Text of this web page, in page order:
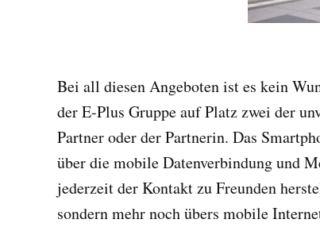
Bei all diesen Angeboten ist es kein
der E-Plus Gruppe auf Platz zwei der
Partner oder der Partnerin. Das
über die mobile Datenverbindung und
jederzeit der Kontakt zu Freunden
sondern mehr noch übers mobile